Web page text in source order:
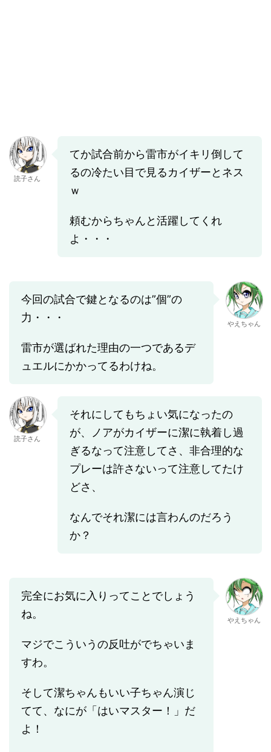
読子さん
てか試合前から雷市がイキリ倒して
るの冷たい目で見るカイザーとネス
ｗ
頼むからちゃんと活躍してくれ
よ・・・
今回の試合で鍵となるのは”個”の
力・・・
雷市が選ばれた理由の一つであるデ
ュエルにかかってるわけね。
やえちゃん
読子さん
それにしてもちょい気になったの
が、ノアがカイザーに潔に執着し過
ぎるなって注意してさ、非合理的な
プレーは許さないって注意してたけ
どさ、
なんでそれ潔には言わんのだろう
か？
完全にお気に入りってことでしょう
ね。
マジでこういうの反吐がでちゃいま
すわ。
そして潔ちゃんもいい子ちゃん演じ
てて、なにが「はいマスター！」だ
よ！
やえちゃん